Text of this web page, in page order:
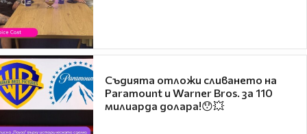
Съдията отложи сливането на
Paramount и Warner Bros. за 110
милиарда долара!😯💥